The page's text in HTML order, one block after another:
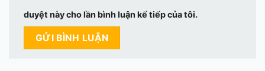
duyệt này cho lần bình luận kế tiếp của tôi.